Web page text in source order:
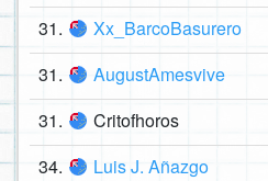
31. Xx_BarcoBasurero
31. AugustAmesvive
31. Critofhoros
34. Luis J. Añazgo